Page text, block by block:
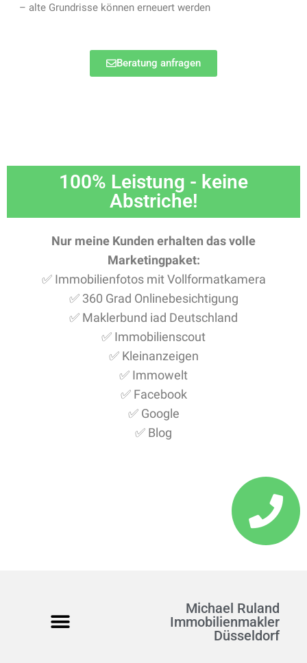
– alte Grundrisse können erneuert werden
Beratung anfragen
100% Leistung - keine
Abstriche!
Nur meine Kunden erhalten das volle
Marketingpaket:
✅ Immobilienfotos mit Vollformatkamera
✅ 360 Grad Onlinebesichtigung
✅ Maklerbund iad Deutschland
✅ Immobilienscout
✅ Kleinanzeigen
✅ Immowelt
✅ Facebook
✅ Google
✅ Blog
Michael Ruland
Immobilienmakler
Düsseldorf